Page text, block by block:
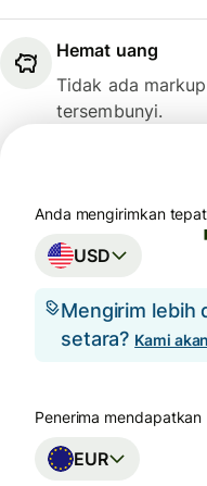
Hemat uang
Tidak ada
tersembunyi.
Anda mengirimkan tepat
USD
Mengirim lebih
setara? Kami
Penerima mendapatkan
EUR